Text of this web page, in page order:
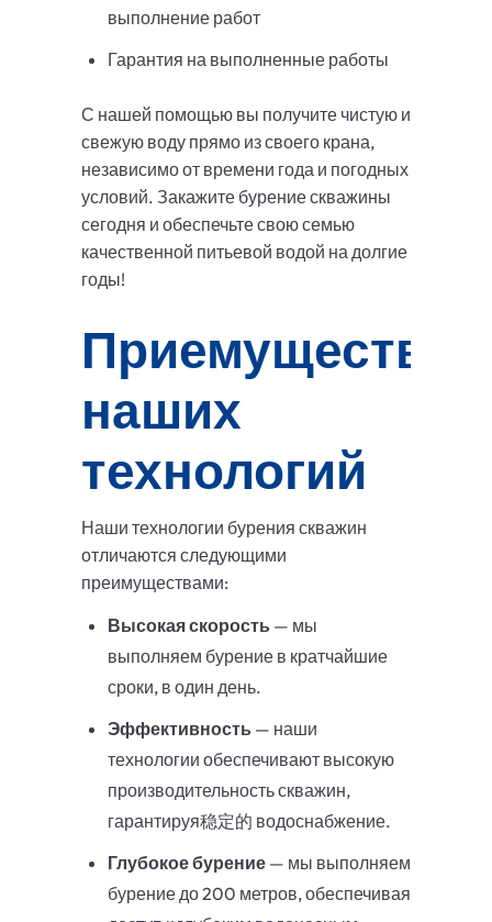
выполнение работ
Гарантия на выполненные работы
С нашей помощью вы получите чистую и
свежую воду прямо из своего крана,
независимо от времени года и погодных
условий. Закажите бурение скважины
сегодня и обеспечьте свою семью
качественной питьевой водой на долгие
годы!
Приемущества
наших
технологий
Наши технологии бурения скважин
отличаются следующими
преимуществами:
Высокая скорость — мы
выполняем бурение в кратчайшие
сроки, в один день.
Эффективность — наши
технологии обеспечивают высокую
производительность скважин,
гарантируя稳定的 водоснабжение.
Глубокое бурение — мы выполняем
бурение до 200 метров, обеспечивая